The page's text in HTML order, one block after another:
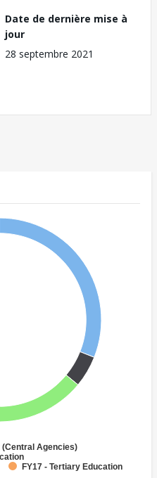
Date de dernière mise à
jour
28 septembre 2021
(Central Agencies)
FY17 - Tertiary Education